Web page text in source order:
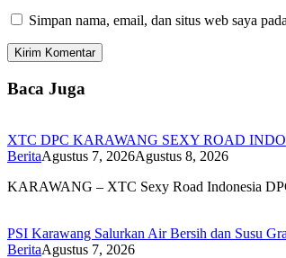
Simpan nama, email, dan situs web saya
Baca Juga
XTC DPC KARAWANG SEXY ROAD
BeritaAgustus 7, 2026Agustus 8, 2026
KARAWANG – XTC Sexy Road Indonesia
PSI Karawang Salurkan Air Bersih dan Susu
BeritaAgustus 7, 2026